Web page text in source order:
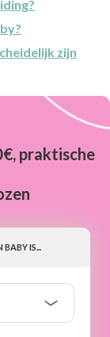
zijn
praktische
BABY IS...